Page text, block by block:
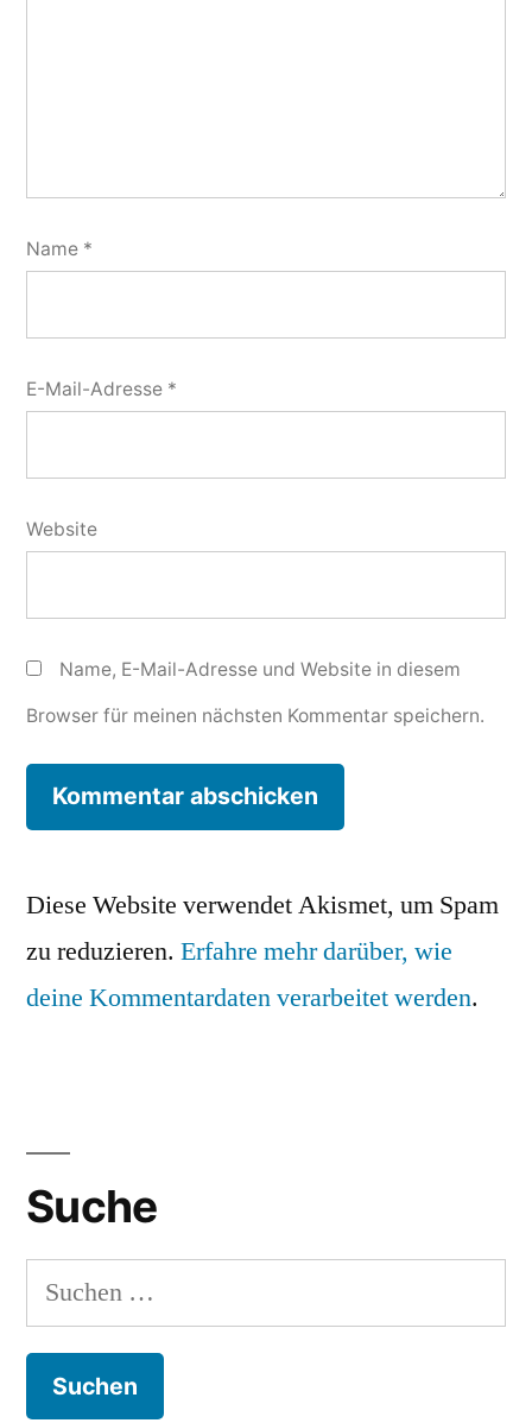
Name *
E-Mail-Adresse *
Website
Name, E-Mail-Adresse und Website in diesem
Browser für meinen nächsten Kommentar speichern.
Diese Website verwendet Akismet, um Spam
zu reduzieren. Erfahre mehr darüber, wie
deine Kommentardaten verarbeitet werden.
Suche
Suchen
nach: